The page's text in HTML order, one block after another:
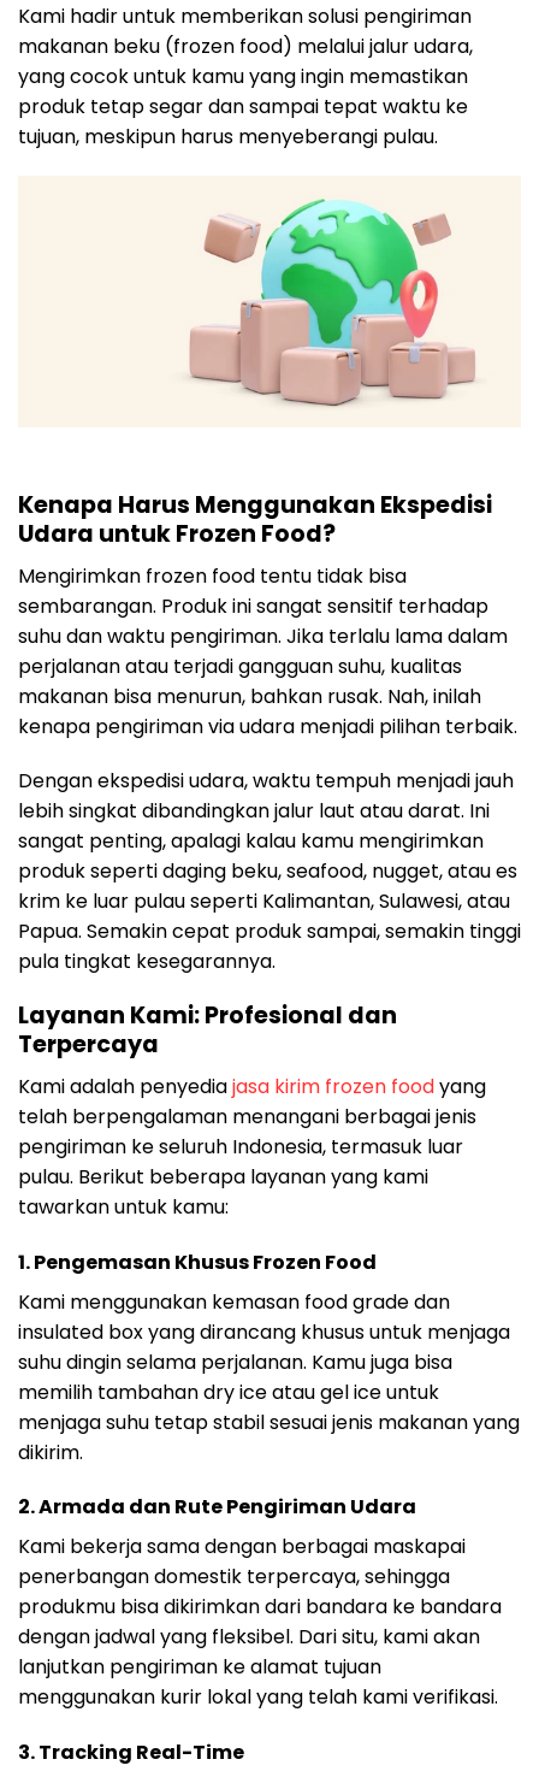
Kami hadir untuk memberikan solusi pengiriman
makanan beku (frozen food) melalui jalur udara,
yang cocok untuk kamu yang ingin memastikan
produk tetap segar dan sampai tepat waktu ke
tujuan, meskipun harus menyeberangi pulau.
Kenapa Harus Menggunakan Ekspedisi
Udara untuk Frozen Food?
Mengirimkan frozen food tentu tidak bisa
sembarangan. Produk ini sangat sensitif terhadap
suhu dan waktu pengiriman. Jika terlalu lama dalam
perjalanan atau terjadi gangguan suhu, kualitas
makanan bisa menurun, bahkan rusak. Nah, inilah
kenapa pengiriman via udara menjadi pilihan terbaik.
Dengan ekspedisi udara, waktu tempuh menjadi jauh
lebih singkat dibandingkan jalur laut atau darat. Ini
sangat penting, apalagi kalau kamu mengirimkan
produk seperti daging beku, seafood, nugget, atau es
krim ke luar pulau seperti Kalimantan, Sulawesi, atau
Papua. Semakin cepat produk sampai, semakin tinggi
pula tingkat kesegarannya.
Layanan Kami: Profesional dan
Terpercaya
Kami adalah penyediajasa kirim frozen foodyang
telah berpengalaman menangani berbagai jenis
pengiriman ke seluruh Indonesia, termasuk luar
pulau. Berikut beberapa layanan yang kami
tawarkan untuk kamu:
1. Pengemasan Khusus Frozen Food
Kami menggunakan kemasan food grade dan
insulated box yang dirancang khusus untuk menjaga
suhu dingin selama perjalanan. Kamu juga bisa
memilih tambahan dry ice atau gel ice untuk
menjaga suhu tetap stabil sesuai jenis makanan yang
dikirim.
2. Armada dan Rute Pengiriman Udara
Kami bekerja sama dengan berbagai maskapai
penerbangan domestik terpercaya, sehingga
produkmu bisa dikirimkan dari bandara ke bandara
dengan jadwal yang fleksibel. Dari situ, kami akan
lanjutkan pengiriman ke alamat tujuan
menggunakan kurir lokal yang telah kami verifikasi.
3. Tracking Real-Time